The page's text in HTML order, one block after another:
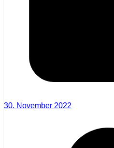
30. November 2022